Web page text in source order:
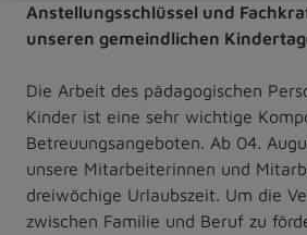
Anstellungsschlüssel und
unseren gemeindlichen
Die Arbeit des pädagogischen
Kinder ist eine sehr wichtige
Betreuungsangeboten. Ab 04.
unsere Mitarbeiterinnen und
dreiwöchige Urlaubszeit. Um die
zwischen Familie und Beruf zu